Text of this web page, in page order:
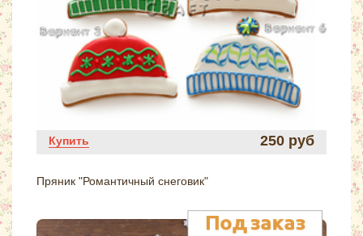
Купить 250 руб
Пряник "Романтичный снеговик"